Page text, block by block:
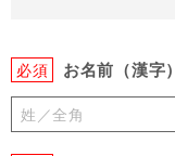
必須 お名前（漢字）